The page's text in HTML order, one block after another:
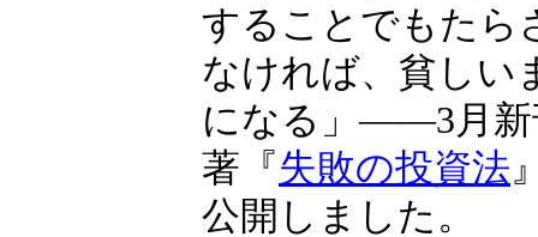
することでもたら
なければ、貧しい
になる」――3月新
著『失敗の投資法
公開しました。